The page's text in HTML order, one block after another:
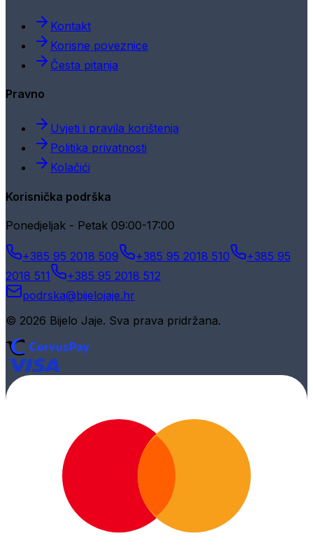
Kontakt
Korisne poveznice
Česta pitanja
Pravno
Uvjeti i pravila korištenja
Politika privatnosti
Kolačići
Korisnička podrška
Ponedjeljak - Petak 09:00-17:00
+385 95 2018 509 +385 95 2018 510
+385 95
2018 511
+385 95 2018 512
podrska@bijelojaje.hr
© 2026 Bijelo Jaje. Sva prava pridržana.